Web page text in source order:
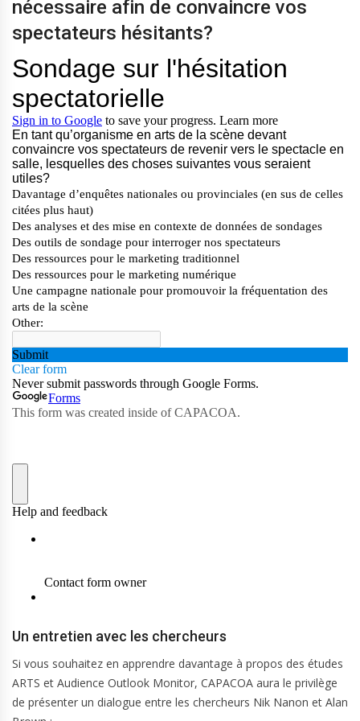
nécessaire afin de convaincre vos
spectateurs hésitants?
Un entretien avec les chercheurs
Si vous souhaitez en apprendre davantage à propos des études
ARTS et Audience Outlook Monitor, CAPACOA aura le privilège
de présenter un dialogue entre les chercheurs Nik Nanon et Alan